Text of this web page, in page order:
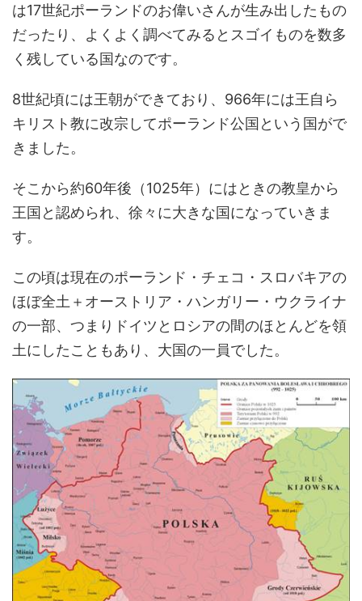
は17世紀ポーランドのお偉いさんが生み出したもの
だったり、よくよく調べてみるとスゴイものを数多
く残している国なのです。
8世紀頃には王朝ができており、966年には王自ら
キリスト教に改宗してポーランド公国という国がで
きました。
そこから約60年後（1025年）にはときの教皇から
王国と認められ、徐々に大きな国になっていきま
す。
この頃は現在のポーランド・チェコ・スロバキアの
ほぼ全土＋オーストリア・ハンガリー・ウクライナ
の一部、つまりドイツとロシアの間のほとんどを領
土にしたこともあり、大国の一員でした。